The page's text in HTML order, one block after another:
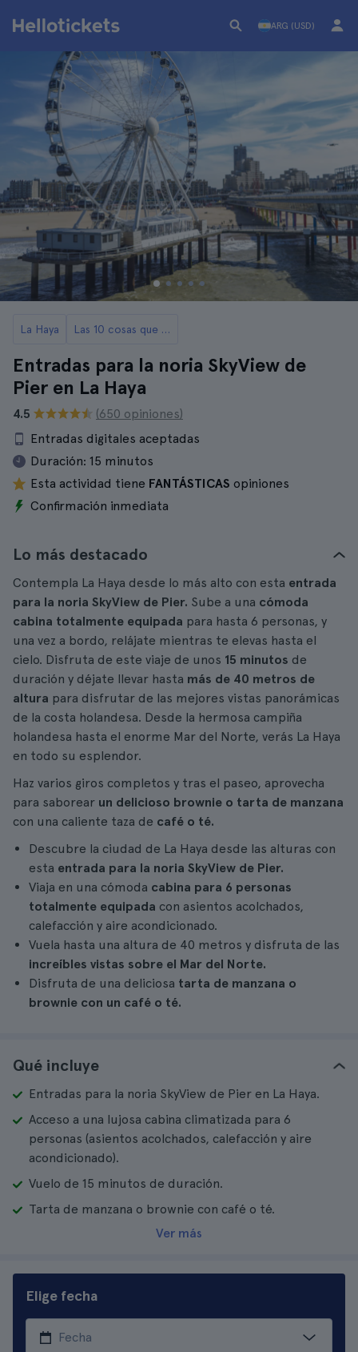
ARG (USD)
La Haya Las 10 cosas que ver y hacer en The Hague
Entradas para la noria SkyView de
Pier en La Haya
4.5
(650 opiniones)
Entradas digitales aceptadas
Duración: 15 minutos
Esta actividad tiene FANTÁSTICAS opiniones
Confirmación inmediata
Lo más destacado
Contempla La Haya desde lo más alto con esta entrada
para la noria SkyView de Pier. Sube a una cómoda
cabina totalmente equipada para hasta 6 personas, y
una vez a bordo, relájate mientras te elevas hasta el
cielo. Disfruta de este viaje de unos 15 minutos de
duración y déjate llevar hasta más de 40 metros de
altura para disfrutar de las mejores vistas panorámicas
de la costa holandesa. Desde la hermosa campiña
holandesa hasta el enorme Mar del Norte, verás La Haya
en todo su esplendor.
Haz varios giros completos y tras el paseo, aprovecha
para saborear un delicioso brownie o tarta de manzana
con una caliente taza de café o té.
Descubre la ciudad de La Haya desde las alturas con
esta entrada para la noria SkyView de Pier.
Viaja en una cómoda cabina para 6 personas
totalmente equipada con asientos acolchados,
calefacción y aire acondicionado.
Vuela hasta una altura de 40 metros y disfruta de las
increíbles vistas sobre el Mar del Norte.
Disfruta de una deliciosa tarta de manzana o
brownie con un café o té.
Qué incluye
Entradas para la noria SkyView de Pier en La Haya.
Acceso a una lujosa cabina climatizada para 6
personas (asientos acolchados, calefacción y aire
acondicionado).
Vuelo de 15 minutos de duración.
Tarta de manzana o brownie con café o té.
Ver más
Elige fecha